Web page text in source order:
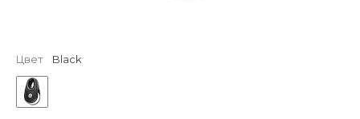
Цвет Black